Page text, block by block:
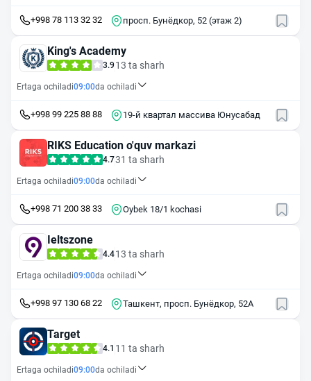
+998 78 113 32 32 просп. Бунёдкор, 52 (этаж 2)
King's Academy
3.9 13 ta sharh
Ertaga ochiladi09:00da ochiladi
+998 99 225 88 88 19-й квартал массива Юнусабад
RIKS Education o'quv markazi
4.731 ta sharh
Ertaga ochiladi09:00da ochiladi
+998 71 200 38 33 Oybek 18/1 kochasi
Ieltszone
4.413 ta sharh
Ertaga ochiladi09:00da ochiladi
+998 97 130 68 22 Ташкент, просп. Бунёдкор, 52А
Target
4.1 11 ta sharh
Ertaga ochiladi09:00da ochiladi